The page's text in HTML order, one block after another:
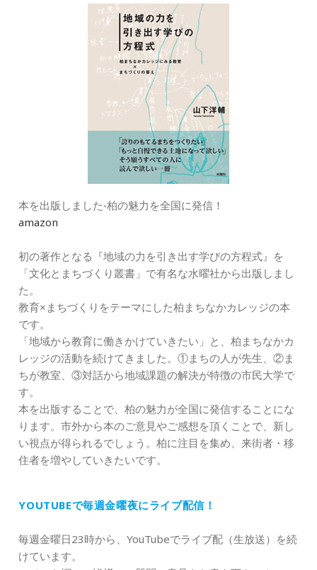
本を出版しました‐柏の魅力を全国に発信！
amazon
初の著作となる『地域の力を引き出す学びの方程式』を
「文化とまちづくり叢書」で有名な水曜社から出版しまし
た。
教育×まちづくりをテーマにした柏まちなかカレッジの本
です。
「地域から教育に働きかけていきたい」と、柏まちなかカ
レッジの活動を続けてきました。①まちの人が先生、②ま
ちが教室、③対話から地域課題の解決が特徴の市民大学で
す。
本を出版することで、柏の魅力が全国に発信することにな
ります。市外から本のご意見やご感想を頂くことで、新し
い視点が得られるでしょう。柏に注目を集め、来街者・移
住者を増やしていきたいです。
YOUTUBEで毎週金曜夜にライブ配信！
毎週金曜日23時から、YouTubeでライブ配（生放送）を続
けています。